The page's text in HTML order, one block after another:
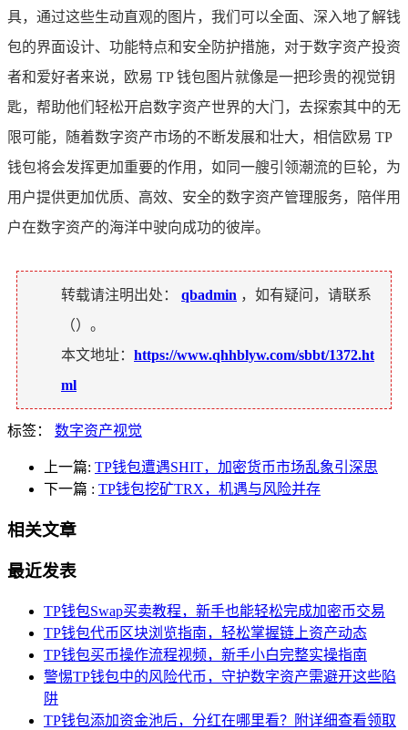
具，通过这些生动直观的图片，我们可以全面、深入地了解钱
包的界面设计、功能特点和安全防护措施，对于数字资产投资
者和爱好者来说，欧易 TP 钱包图片就像是一把珍贵的视觉钥
匙，帮助他们轻松开启数字资产世界的大门，去探索其中的无
限可能，随着数字资产市场的不断发展和壮大，相信欧易 TP
钱包将会发挥更加重要的作用，如同一艘引领潮流的巨轮，为
用户提供更加优质、高效、安全的数字资产管理服务，陪伴用
户在数字资产的海洋中驶向成功的彼岸。
转载请注明出处： qbadmin ，如有疑问，请联系
（）。
本文地址： https://www.qhhblyw.com/sbbt/1372.ht
ml
标签： 数字资产视觉
上一篇: TP钱包遭遇SHIT，加密货币市场乱象引深思
下一篇 : TP钱包挖矿TRX，机遇与风险并存
相关文章
最近发表
TP钱包Swap买卖教程，新手也能轻松完成加密币交易
TP钱包代币区块浏览指南，轻松掌握链上资产动态
TP钱包买币操作流程视频，新手小白完整实操指南
警惕TP钱包中的风险代币，守护数字资产需避开这些陷
阱
TP钱包添加资金池后，分红在哪里看？附详细查看领取